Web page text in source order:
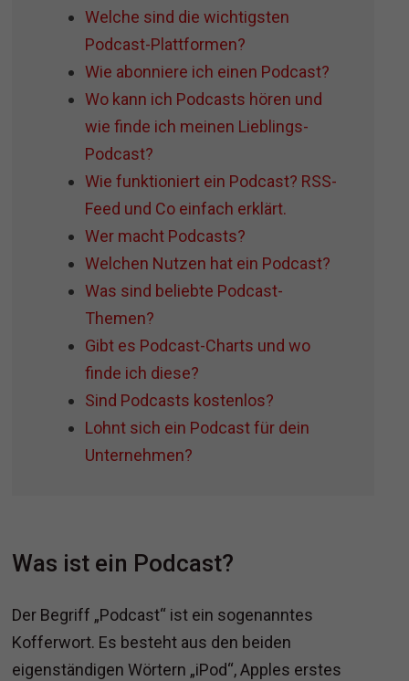
Welche sind die wichtigsten
Podcast-Plattformen?
Wie abonniere ich einen Podcast?
Wo kann ich Podcasts hören und
wie finde ich meinen Lieblings-
Podcast?
Wie funktioniert ein Podcast? RSS-
Feed und Co einfach erklärt.
Wer macht Podcasts?
Welchen Nutzen hat ein Podcast?
Was sind beliebte Podcast-
Themen?
Gibt es Podcast-Charts und wo
finde ich diese?
Sind Podcasts kostenlos?
Lohnt sich ein Podcast für dein
Unternehmen?
Was ist ein Podcast?
Der Begriff „Podcast“ ist ein sogenanntes
Kofferwort. Es besteht aus den beiden
eigenständigen Wörtern „iPod“, Apples erstes